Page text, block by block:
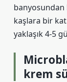
banyosundan
kaşlara bir
yaklaşık 4-5
krem